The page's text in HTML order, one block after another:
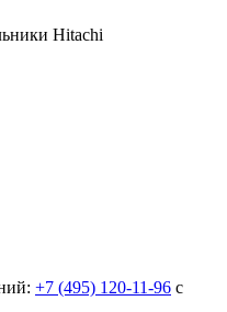
Hitachi
+7 (495) 120-11-96 с